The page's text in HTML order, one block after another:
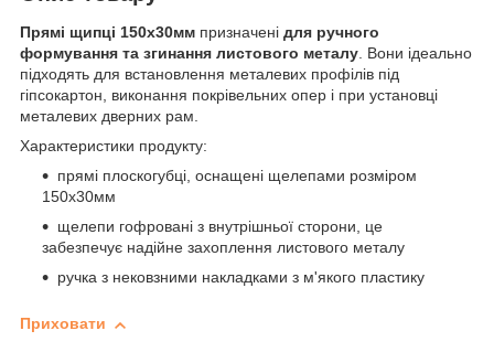
Прямі щипці 150х30мм призначені для ручного
формування та згинання листового металу. Вони ідеально
підходять для встановлення металевих профілів під
гіпсокартон, виконання покрівельних опер і при установці
металевих дверних рам.
Характеристики продукту:
прямі плоскогубці, оснащені щелепами розміром
150х30мм
щелепи гофровані з внутрішньої сторони, це
забезпечує надійне захоплення листового металу
ручка з нековзними накладками з м'якого пластику
Приховати